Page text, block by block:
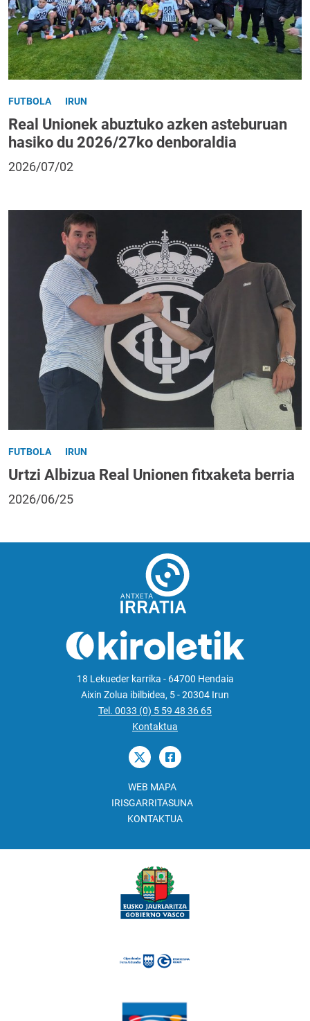
FUTBOLA IRUN
Real Unionek abuztuko azken asteburuan
hasiko du 2026/27ko denboraldia
2026/07/02
FUTBOLA IRUN
Urtzi Albizua Real Unionen fitxaketa berria
2026/06/25
18 Lekueder karrika - 64700 Hendaia
Aixin Zolua ibilbidea, 5 - 20304 Irun
Tel. 0033 (0) 5 59 48 36 65
Kontaktua
WEB MAPA
IRISGARRITASUNA
KONTAKTUA